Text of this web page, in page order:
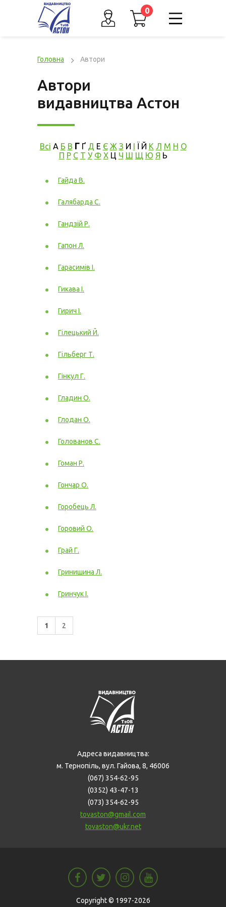
0
Головна Автори
Автори
видавництва Астон
Всі А Б В Г Ґ Д Е Є Ж З И І Ї Й К Л М Н О
П Р С Т У Ф Х Ц Ч Ш Щ Ю Я Ь
Гайда В.
Галябарда С.
Гандзій Р.
Гапон Л.
Гарасимів І.
Гикава І.
Гирич І.
Гілецький Й.
Гільберг Т.
Гінкул Г.
Гладин О.
Глодан О.
Голованов С.
Гоман Р.
Гончар О.
Горобець Л.
Горовий О.
Грай Г.
Гринишина Л.
Гринчук І.
1 2
Адреса видавництва:
м. Тернопіль, вул. Гайова, 8, 46006
(067) 354-62-95
(0352) 43-47-13
(073) 354-62-95
tovaston@gmail.com
tovaston@ukr.net
Copyright © 1997-2026